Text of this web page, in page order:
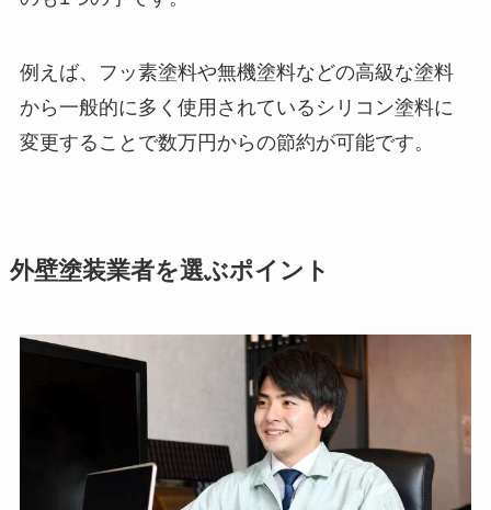
例えば、フッ素塗料や無機塗料などの高級な塗料
から一般的に多く使用されているシリコン塗料に
変更することで数万円からの節約が可能です。
外壁塗装業者を選ぶポイント